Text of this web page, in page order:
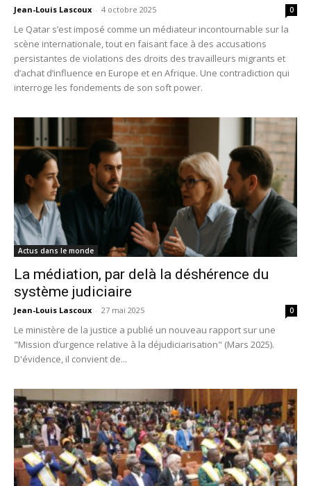
Jean-Louis Lascoux - 4 octobre 2025 0
Le Qatar s’est imposé comme un médiateur incontournable sur la
scène internationale, tout en faisant face à des accusations
persistantes de violations des droits des travailleurs migrants et
d’achat d’influence en Europe et en Afrique. Une contradiction qui
interroge les fondements de son soft power.
Actus dans le monde
La médiation, par delà la déshérence du
système judiciaire
Jean-Louis Lascoux - 27 mai 2025 0
Le ministère de la justice a publié un nouveau rapport sur une
"Mission d’urgence relative à la déjudiciarisation" (Mars 2025).
D'évidence, il convient de...